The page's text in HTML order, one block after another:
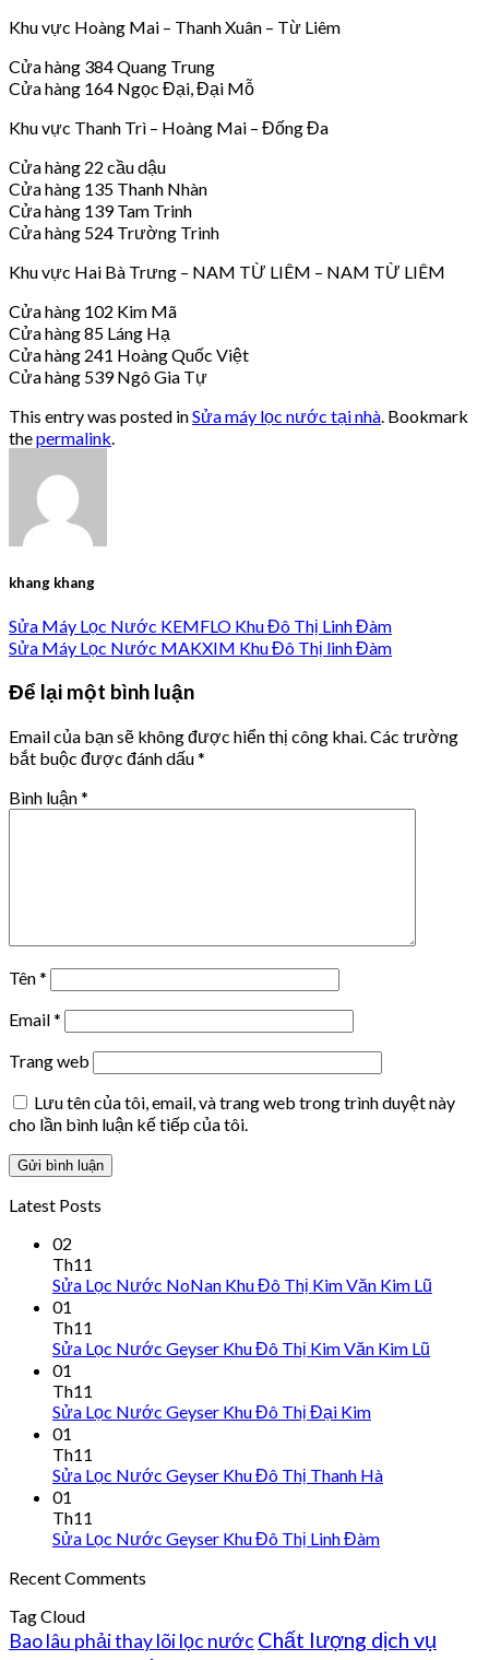
Khu vực Hoàng Mai – Thanh Xuân – Từ Liêm
Cửa hàng 384 Quang Trung
Cửa hàng 164 Ngọc Đại, Đại Mỗ
Khu vực Thanh Trì – Hoàng Mai – Đống Đa
Cửa hàng 22 cầu dậu
Cửa hàng 135 Thanh Nhàn
Cửa hàng 139 Tam Trinh
Cửa hàng 524 Trường Trinh
Khu vực Hai Bà Trưng – NAM TỪ LIÊM – NAM TỪ LIÊM
Cửa hàng 102 Kim Mã
Cửa hàng 85 Láng Hạ
Cửa hàng 241 Hoàng Quốc Việt
Cửa hàng 539 Ngô Gia Tự
This entry was posted inSửa máy lọc nước tại nhà . Bookmark
thepermalink
khang khang
Sửa Máy Lọc Nước KEMFLO Khu Đô Thị Linh Đàm
Sửa Máy Lọc Nước MAKXIM Khu Đô Thị linh Đàm
Để lại một bình luận
Email của bạn sẽ không được hiển thị công khai. Các trường
bắt buộc được đánh dấu*
Bình luận*
Tên*
Email*
Trang web
Lưu tên của tôi, email, và trang web trong trình duyệt này
cho lần bình luận kế tiếp của tôi.
Latest Posts
02
Th11
Sửa Lọc Nước NoNan Khu Đô Thị Kim Văn Kim Lũ
01
Th11
Sửa Lọc Nước Geyser Khu Đô Thị Kim Văn Kim Lũ
01
Th11
Sửa Lọc Nước Geyser Khu Đô Thị Đại Kim
01
Th11
Sửa Lọc Nước Geyser Khu Đô Thị Thanh Hà
01
Th11
Sửa Lọc Nước Geyser Khu Đô Thị Linh Đàm
Recent Comments
Tag Cloud
Bao lâu phải thay lõi lọc nước Chất lượng dịch vụ